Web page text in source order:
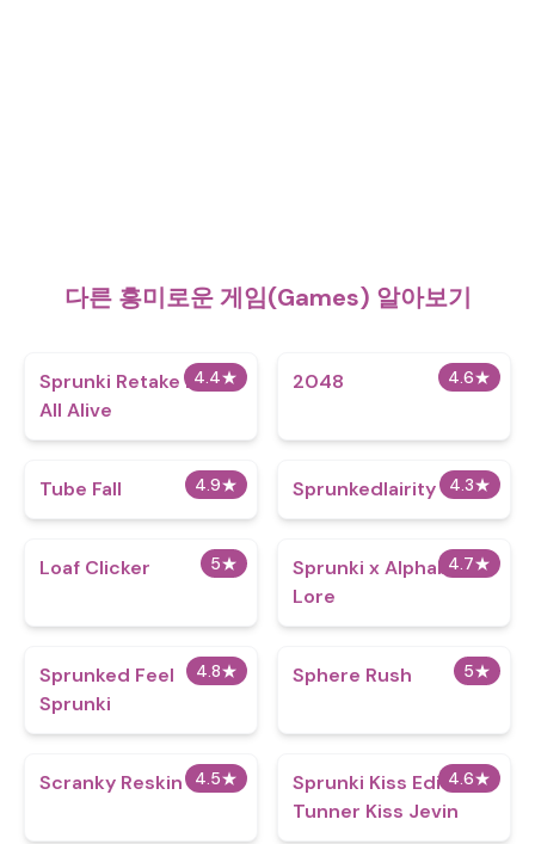
다른 흥미로운 게임(Games) 알아보기
4.4★
Sprunki Retake But
All Alive
4.6★
2048
4.9★
Tube Fall 4.3★
Sprunkedlairity
5★
Loaf Clicker 4.7★
Sprunki x Alphabet
Lore
4.8★
Sprunked Feel
Sprunki
5★
Sphere Rush
4.5★
Scranky Reskin 4.6★
Sprunki Kiss Edition:
Tunner Kiss Jevin